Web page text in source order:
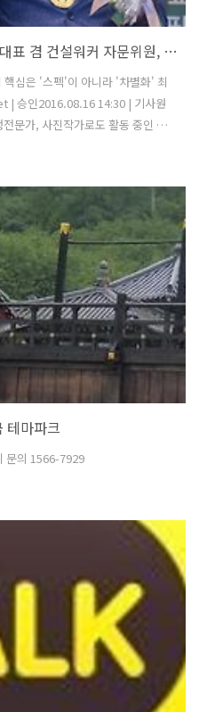
[대한뉴스] 김중배 버스25시 대표 겸 건설워커 자문위원, 성공취업 핵심은 '스펙'이 아니라 '차별화'
핵심은 '스펙'이 아니라 '차별화' 최
| 승인2016.08.16 14:30 | 기사원
문가, 사진작가로도 활동 중인 김
전세·관광버스 업계 대부로 꼽
스25시 대표(사진 오른쪽)가 지
개최된 '제2회 대한민국인성교
영을 하고 있다. / 사진=건설워
건설취업포털 건설워커의 자문위
진심어린 진..
테마파크
문의 1566-7929